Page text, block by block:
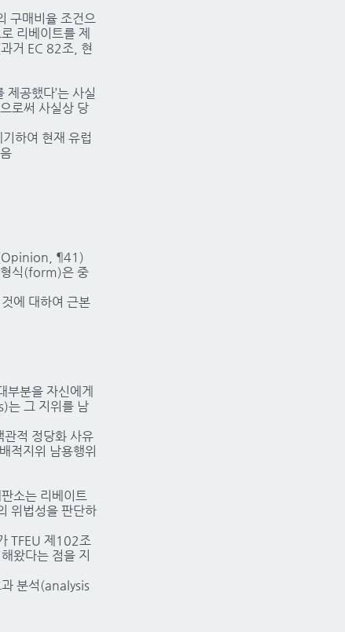
구매비율 조건으
리베이트를 제
거 EC 82조, 현
공했다’는 사실
로써 사실상 당
하여 현재 유럽
(Opinion, ¶41)
형식(form)은 중
에 대하여 근본
부분을 자신에게
는 그 지위를 남
적 정당화 사유
적지위 남용행위
소는 리베이트
위법성을 판단하
TFEU 제102조
왔다는 점을 지
분석(analysis